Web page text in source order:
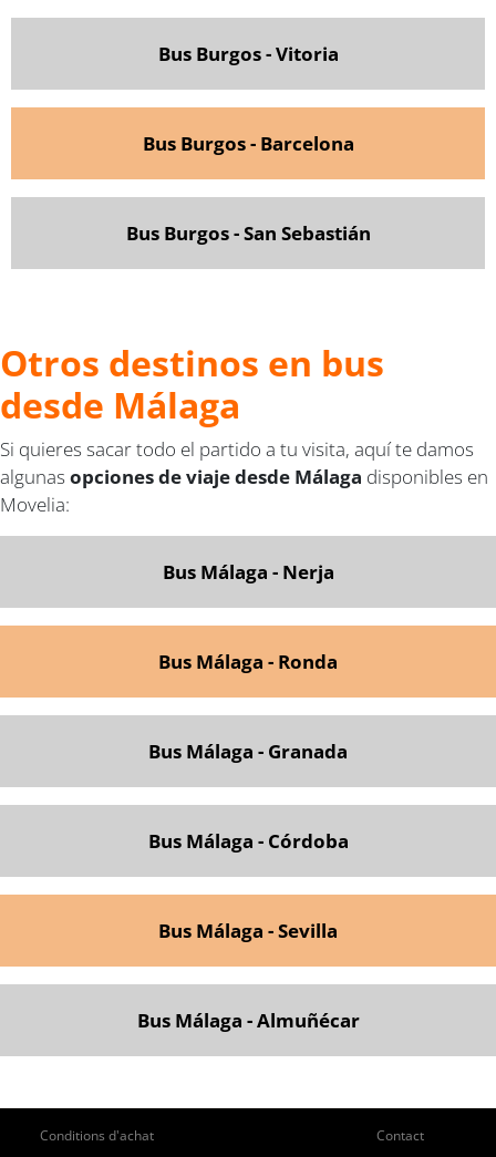
Bus Burgos - Vitoria
Bus Burgos - Barcelona
Bus Burgos - San Sebastián
Otros destinos en bus
desde Málaga
Si quieres sacar todo el partido a tu visita, aquí te damos
algunas opciones de viaje desde Málaga disponibles en
Movelia:
Bus Málaga - Nerja
Bus Málaga - Ronda
Bus Málaga - Granada
Bus Málaga - Córdoba
Bus Málaga - Sevilla
Bus Málaga - Almuñécar
Conditions d'achat Contact